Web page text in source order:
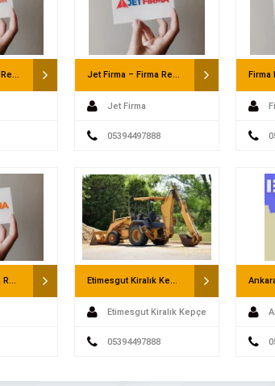
Firma Sor – Firma Rehberi Jet Firma – Firma Rehberi
Jet Firma
05394497888
Tek Firma – Firma Rehberi Etimesgut Kiralık Kepçe – Saatlik Kepçe
Etimesgut Kiralık Kepçe
- Saatlik Kepçe
05394497888